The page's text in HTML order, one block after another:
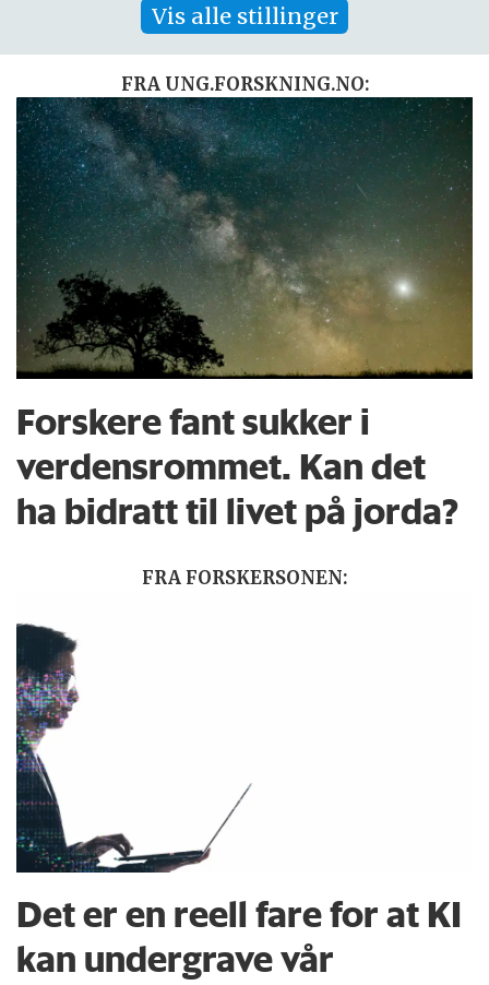
Vis alle stillinger
FRA UNG.FORSKNING.NO:
Forskere fant sukker i
verdensrommet. Kan det
ha bidratt til livet på jorda?
FRA FORSKERSONEN:
Det er en reell fare for at KI
kan undergrave vår